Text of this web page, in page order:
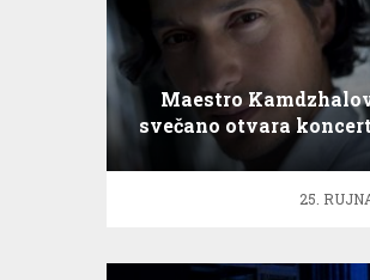
Maestro
svečano otvara
sezonu HNK
25.